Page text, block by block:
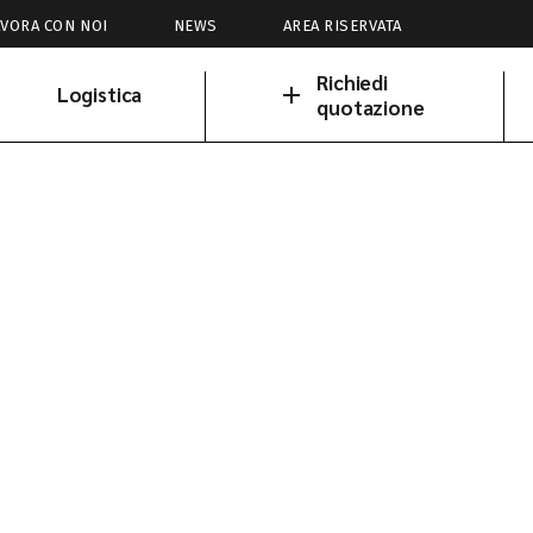
CON NOI NEWS AREA RISERVATA
Logistica
Richiedi
quotazione